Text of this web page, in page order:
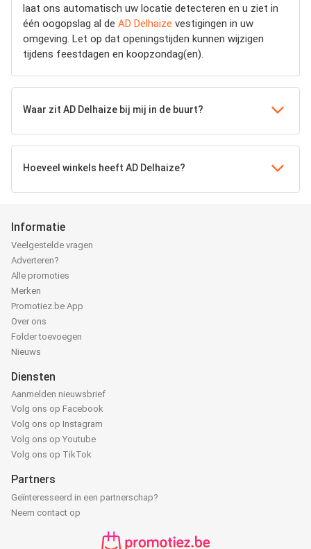
laat ons automatisch uw locatie detecteren en u ziet in
één oogopslag al de AD Delhaize vestigingen in uw
omgeving. Let op dat openingstijden kunnen wijzigen
tijdens feestdagen en koopzondag(en).
Waar zit AD Delhaize bij mij in de buurt?
Hoeveel winkels heeft AD Delhaize?
Informatie
Veelgestelde vragen
Adverteren?
Alle promoties
Merken
Promotiez.be App
Over ons
Folder toevoegen
Nieuws
Diensten
Aanmelden nieuwsbrief
Volg ons op Facebook
Volg ons op Instagram
Volg ons op Youtube
Volg ons op TikTok
Partners
Geïnteresseerd in een partnerschap?
Neem contact op